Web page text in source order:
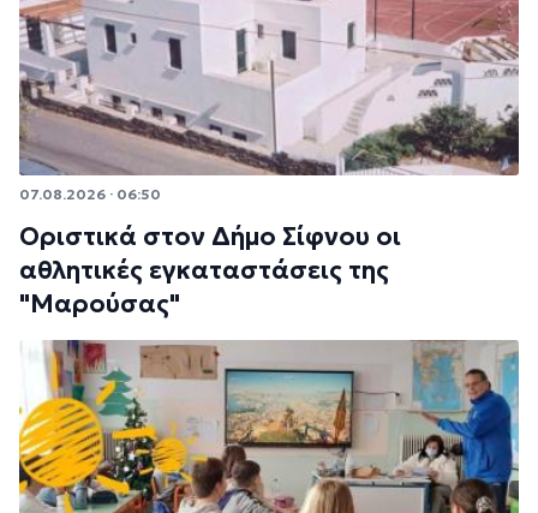
07.08.2026 · 06:50
Οριστικά στον Δήμο Σίφνου οι
αθλητικές εγκαταστάσεις της
"Μαρούσας"